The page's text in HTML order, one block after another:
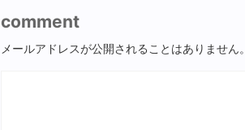
comment
メールアドレスが公開されることはありません。